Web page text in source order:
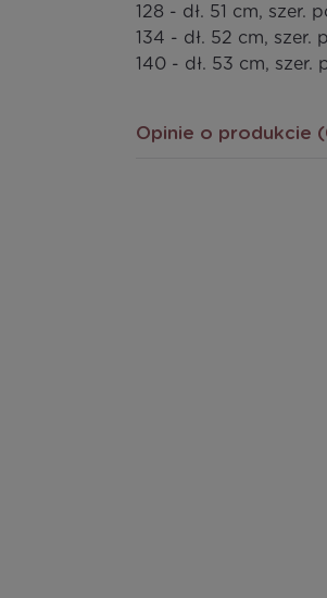
128 - dł. 51 cm, szer.
134 - dł. 52 cm, szer.
140 - dł. 53 cm, szer.
Opinie o produkcie